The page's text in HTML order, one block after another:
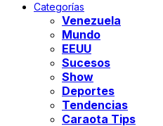
Categorías
Venezuela
Mundo
EEUU
Sucesos
Show
Deportes
Tendencias
Caraota Tips